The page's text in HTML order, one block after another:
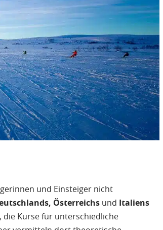
und Einsteiger nicht
Österreichs und Italiens
, die Kurse für unterschiedliche